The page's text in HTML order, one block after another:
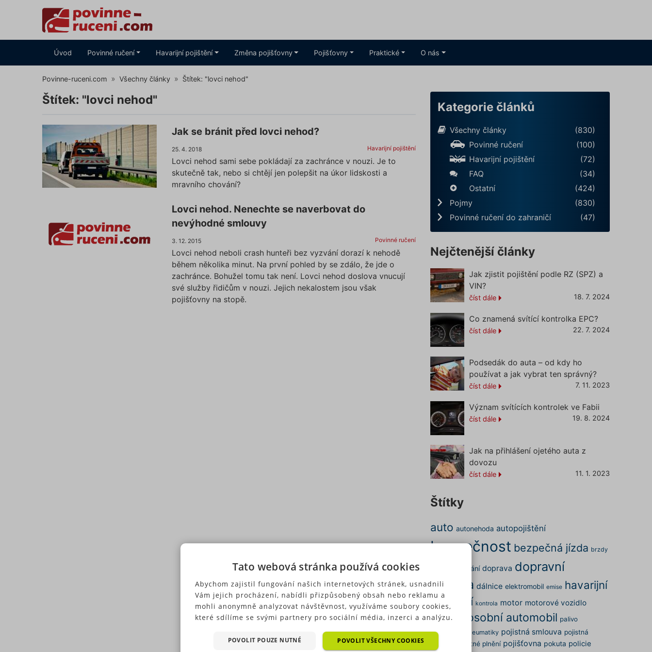
Úvod Povinné ručení Havarijní pojištění Změna pojišťovny Pojišťovny Praktické O nás
Povinne-ruceni.com Všechny články Štítek: "lovci nehod"
Štítek: "lovci nehod"
Jak se bránit před lovci nehod?
25. 4. 2018 Havarijní pojištění
Lovci nehod sami sebe pokládají za zachránce v nouzi. Je to
skutečně tak, nebo si chtějí jen polepšit na úkor lidskosti a
mravního chování?
Lovci nehod. Nenechte se naverbovat do
nevýhodné smlouvy
3. 12. 2015 Povinné ručení
Lovci nehod neboli crash hunteři bez vyzvání dorazí k nehodě
během několika minut. Na první pohled by se zdálo, že jde o
zachránce. Bohužel tomu tak není. Lovci nehod doslova vnucují
své služby řidičům v nouzi. Jejich nekalostem jsou však
pojišťovny na stopě.
Kategorie článků
Všechny články
(830)
Povinné ručení
(100)
Havarijní pojištění
(72)
FAQ
(34)
Ostatní
(424)
Pojmy
(830)
Povinné ručení do zahraničí
(47)
Nejčtenější články
Jak zjistit pojištění podle RZ (SPZ) a
VIN?
číst dále 18. 7. 2024
Co znamená svítící kontrolka EPC?
číst dále 22. 7. 2024
Podsedák do auta – od kdy ho
používat a jak vybrat ten správný?
číst dále 7. 11. 2023
Význam svítících kontrolek ve Fabii
číst dále 19. 8. 2024
Jak na přihlášení ojetého auta z
dovozu
číst dále 11. 1. 2023
Štítky
auto autonehoda autopojištění
bezpečnost bezpečná jízda brzdy
cestování doprava dopravní
nehoda dálnice elektromobil emise havarijní
pojištění kontrola motor motorové vozidlo
nehoda osobní automobil palivo
parkování pneumatiky pojistná smlouva pojistná
pojistné plnění pojišťovna pokuta policie
Tato webová stránka používá cookies
Abychom zajistil fungování našich internetových stránek, usnadnili
Vám jejich procházení, nabídli přizpůsobený obsah nebo reklamu a
mohli anonymně analyzovat návštěvnost, využíváme soubory cookies,
které sdílíme se svými partnery pro sociální média, inzerci a analýzu.
soubory, nezařazené soubory) můžeme využívat pouze s Vaším
POVOLIT VŠECHNY COOKIES
POVOLIT POUZE NUTNÉ